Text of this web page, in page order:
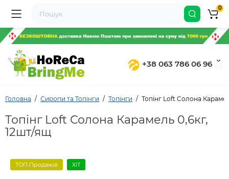
+38 063 786 06 96
0
Головна Сиропи та Топінги Топінги Топінг Loft Солона
Топінг Loft Солона Карамель 0,6кг,
12шт/ящ
ТОП Продажів ХІТ